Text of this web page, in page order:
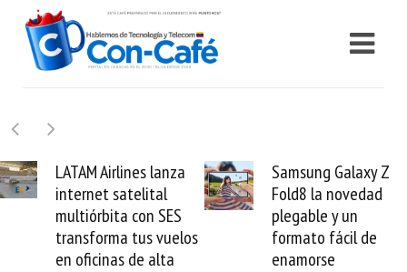
Samsung Galaxy Z
Fold8 la novedad
plegable y un
formato fácil de
enamorse
Cashea levanta
millones de
valida el crédito
venezolano ante el
mundo